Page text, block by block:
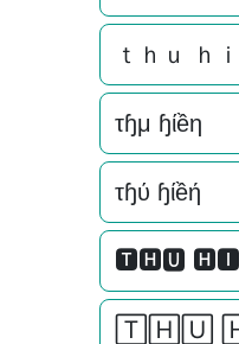
ｔｈｕ ｈ
τɧμ ɧίềη
τɧύ ɧίềή
🆃🅷🆄
🅃🄷🅄